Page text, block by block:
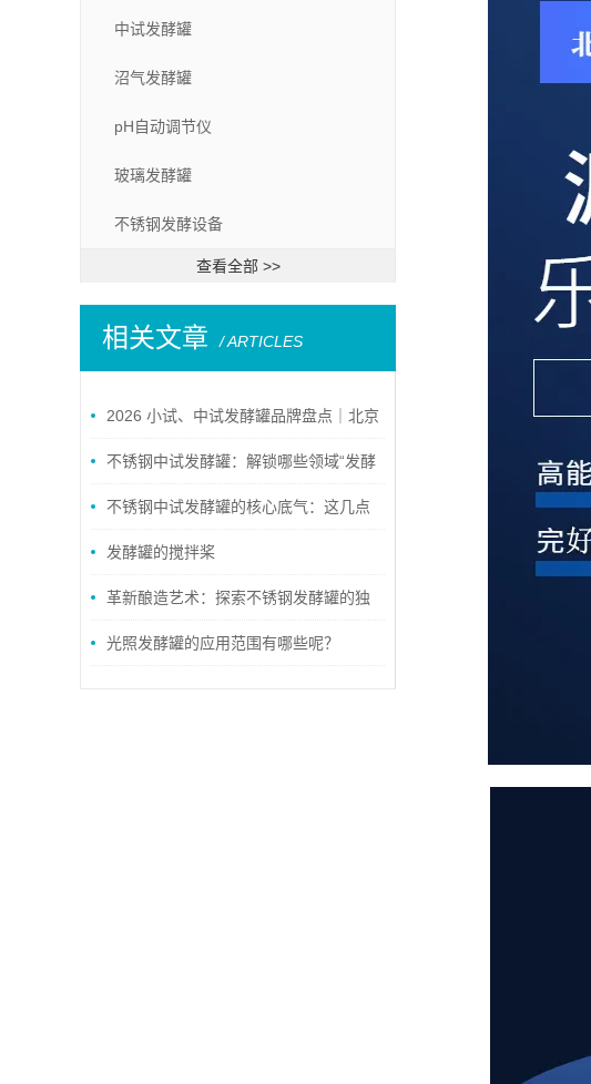
中试发酵罐
沼气发酵罐
pH自动调节仪
玻璃发酵罐
不锈钢发酵设备
查看全部 >>
相关文章 / ARTICLES
2026 小试、中试发酵罐品牌盘点｜北京
佳德精密与上海有道生工适配方案全对比
不锈钢中试发酵罐：解锁哪些领域“发酵
密码”？
不锈钢中试发酵罐的核心底气：这几点
特点，让中试生产更稳更省心
发酵罐的搅拌桨
革新酿造艺术：探索不锈钢发酵罐的独
特魅力
光照发酵罐的应用范围有哪些呢？